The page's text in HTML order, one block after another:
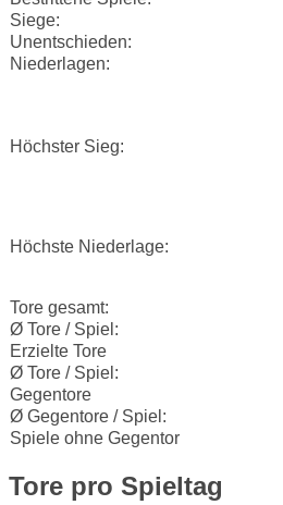
Siege:
Unentschieden:
Niederlagen:
Höchster Sieg:
Höchste Niederlage:
Tore gesamt:
Ø Tore / Spiel:
Erzielte Tore
Ø Tore / Spiel:
Gegentore
Ø Gegentore / Spiel:
Spiele ohne Gegentor
Tore pro Spieltag